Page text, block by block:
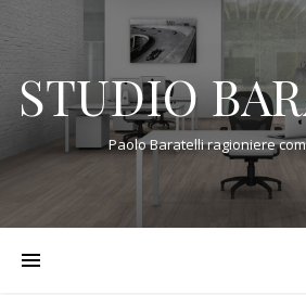
STUDIO
Paolo Baratelli ragioniere